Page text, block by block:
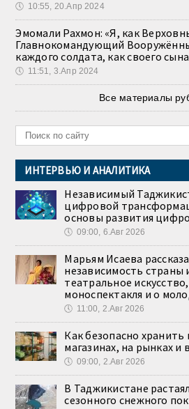
🕔 10:55, 20.Апр 2024
Эмомали Рахмон: «Я, как
Главнокомандующий
каждого солдата, как своего
🕔 11:51, 3.Апр 2024
Все материалы
ИНТЕРВЬЮ И АНАЛИТИКА
Независимый
цифровой
основы развития
🕔 09:00, 6.Авг 2026
Марьям Исаева
независимость страны
театральное
моноспектакля и о
🕔 11:00, 2.Авг 2026
Как безопасно хранить
магазинах, на рынках и
🕔 09:00, 2.Авг 2026
В Таджикистане
сезонного снежного